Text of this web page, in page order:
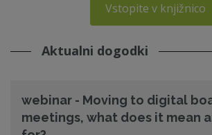
Vstopite v knjižnico
Aktualni dogodki
webinar - Moving to digital
meetings, what does it mean